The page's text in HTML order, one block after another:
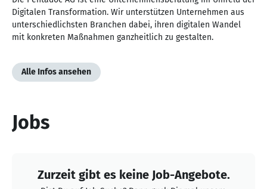
Digitalen Transformation. Wir unterstützen Unternehmen aus
unterschiedlichsten Branchen dabei, ihren digitalen Wandel
mit konkreten Maßnahmen ganzheitlich zu gestalten.
Alle Infos ansehen
Jobs
Zurzeit gibt es keine Job-Angebote.